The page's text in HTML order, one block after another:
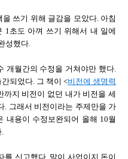
쓰기 위해 글감을 모았다. 아침
1초도 아껴 쓰기 위해서 내 일에
성했다.
개월간의 수정을 거쳐야만 했다.
되었다. 그 책이 <비전에 생명력
까지 비전이 없던 내가 비전을 세
. 그래서 비전이라는 주제만을 가
내용이 수정보완되어 올해 10월
.
를 신고했다. 말이 사업이지 돈이